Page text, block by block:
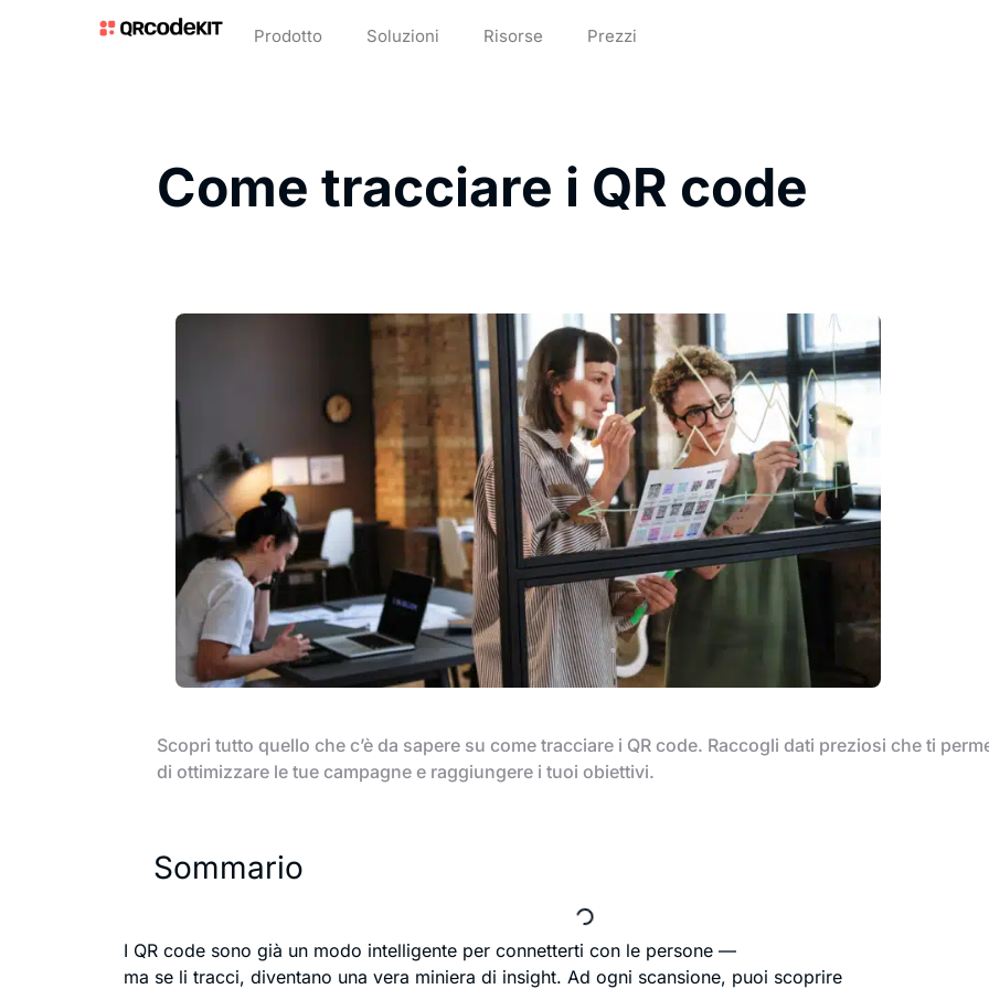
Prodotto Soluzioni Risorse Prezzi
Come tracciare i QR code
Scopri tutto quello che c’è da sapere su come tracciare i QR code. Raccogli dati preziosi che ti
di ottimizzare le tue campagne e raggiungere i tuoi obiettivi.
Sommario
I QR code sono già un modo intelligente per connetterti con le persone —
ma se li tracci, diventano una vera miniera di insight. Ad ogni scansione, puoi scoprire